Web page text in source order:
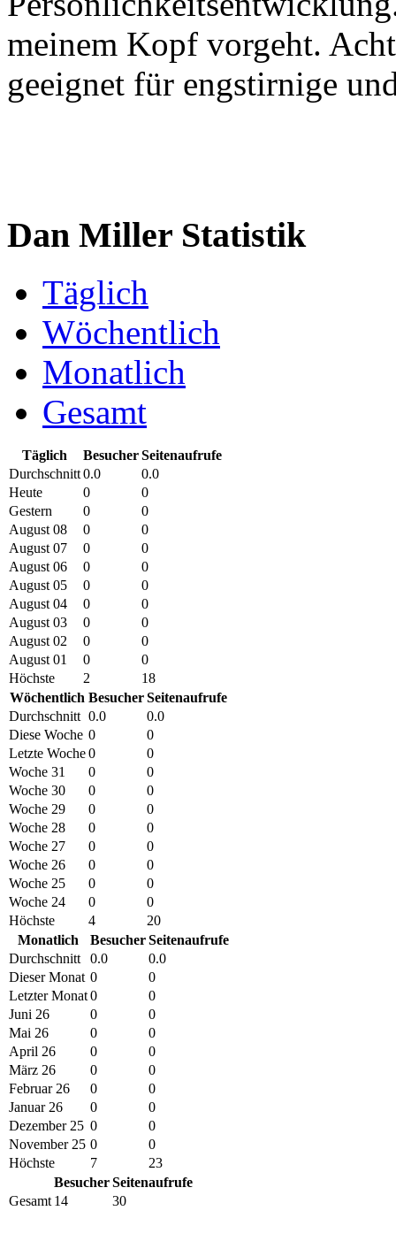
meinem Kopf vorgeht.
geeignet für engstirnige
Dan Miller Statistik
Täglich
Wöchentlich
Monatlich
Gesamt
Täglich BesucherSeitenaufrufe
Durchschnitt0.0
0.0
Heute
0
0
Gestern
0
0
August 08
0
0
August 07
0
0
August 06
0
0
August 05
0
0
August 04
0
0
August 03
0
0
August 02
0
0
August 01
0
0
Höchste
2
18
Wöchentlich BesucherSeitenaufrufe
Durchschnitt 0.0
0.0
Diese Woche 0
0
Letzte Woche0
0
Woche 31
0
0
Woche 30
0
0
Woche 29
0
0
Woche 28
0
0
Woche 27
0
0
Woche 26
0
0
Woche 25
0
0
Woche 24
0
0
Höchste
4
20
Monatlich
BesucherSeitenaufrufe
Durchschnitt
0.0
0.0
Dieser Monat 0
0
Letzter Monat0
0
Juni 26
0
0
Mai 26
0
0
April 26
0
0
März 26
0
0
Februar 26
0
0
Januar 26
0
0
Dezember 25 0
0
November 25 0
0
Höchste
7
23
BesucherSeitenaufrufe
Gesamt 14 30